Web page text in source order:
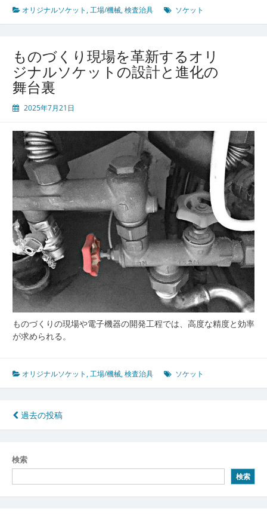
器
検
革
新
す
る
オ
ジ
ナ
ル
ソ
ケ
ッ
ト
の
現
場
適
応
力
と
未
来
展
オリジナルソケット ,工場/機械,検査治具 ソケット
ものづくり現場を革新するオリ
ジナルソケットの設計と進化の
舞台裏
2025年7月21日
ものづくりの現場や電子機器の開発工程では、高度な精度と効率
が求められる。
オリジナルソケット ,工場/機械,検査治具 ソケット
投
稿
ナ
ビ
ゲ
過去の投稿
検索
検索